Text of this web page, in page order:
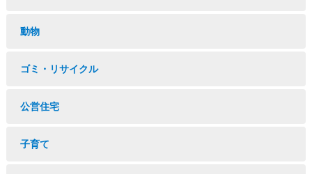
動物
ゴミ・リサイクル
公営住宅
子育て